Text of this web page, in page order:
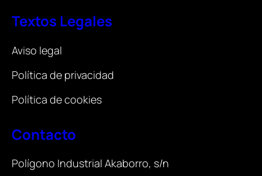
Textos Legales
Aviso legal
Política de privacidad
Política de cookies
Contacto
Polígono Industrial Akaborro, s/n